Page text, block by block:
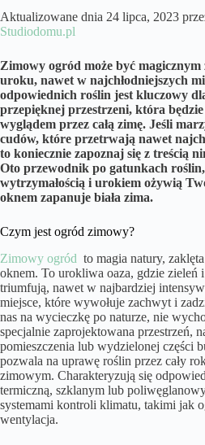
Aktualizowane dnia 24 lipca, 2023
Studiodomu.pl
Zimowy ogród może być magicznym
uroku, nawet w najchłodniejszych
odpowiednich roślin jest kluczowy
przepięknej przestrzeni, która
wyglądem przez całą zimę. Jeśli
cudów, które przetrwają nawet
to koniecznie zapoznaj się z treścią
Oto przewodnik po gatunkach
wytrzymałością i urokiem ożywią
oknem zapanuje biała zima.
Czym jest ogród zimowy?
Zimowy ogród to magia natury,
oknem. To urokliwa oaza, gdzie
triumfują, nawet w najbardziej
miejsce, które wywołuje zachwyt i
nas na wycieczkę po naturze, nie
specjalnie zaprojektowana przestrzeń,
pomieszczenia lub wydzielonej części
pozwala na uprawę roślin przez cały
zimowym. Charakteryzują się
termiczną, szklanym lub
systemami kontroli klimatu, takimi jak
wentylacja.